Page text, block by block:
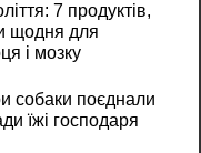
7 продуктів,
щодня для
і мозку
собаки поєднали
їжі господаря